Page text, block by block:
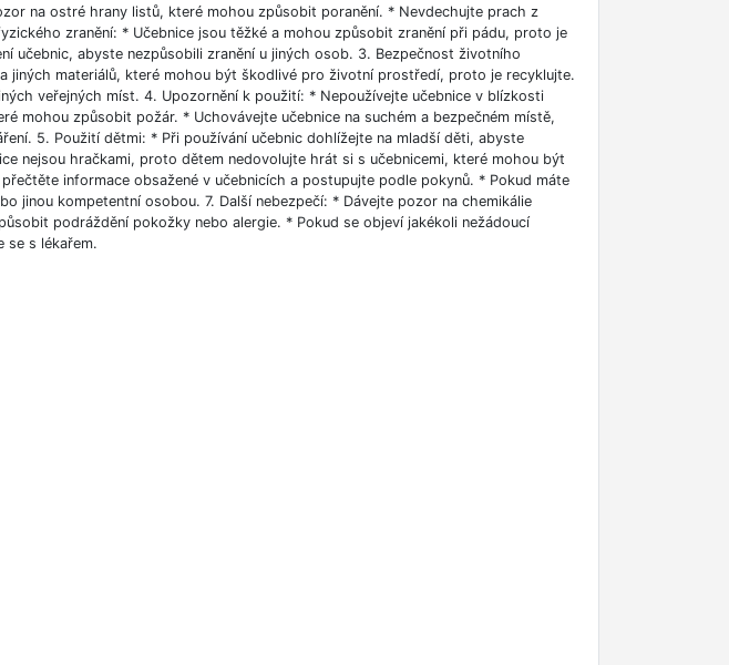
na ostré hrany listů, které mohou způsobit poranění. * Nevdechujte prach z
zranění: * Učebnice jsou těžké a mohou způsobit zranění při pádu, proto je
učebnic, abyste nezpůsobili zranění u jiných osob. 3. Bezpečnost životního
jiných materiálů, které mohou být škodlivé pro životní prostředí, proto je recyklujte.
veřejných míst. 4. Upozornění k použití: * Nepoužívejte učebnice v blízkosti
mohou způsobit požár. * Uchovávejte učebnice na suchém a bezpečném místě,
5. Použití dětmi: * Při používání učebnic dohlížejte na mladší děti, abyste
nejsou hračkami, proto dětem nedovolujte hrát si s učebnicemi, které mohou být
informace obsažené v učebnicích a postupujte podle pokynů. * Pokud máte
jinou kompetentní osobou. 7. Další nebezpečí: * Dávejte pozor na chemikálie
podráždění pokožky nebo alergie. * Pokud se objeví jakékoli nežádoucí
se s lékařem.